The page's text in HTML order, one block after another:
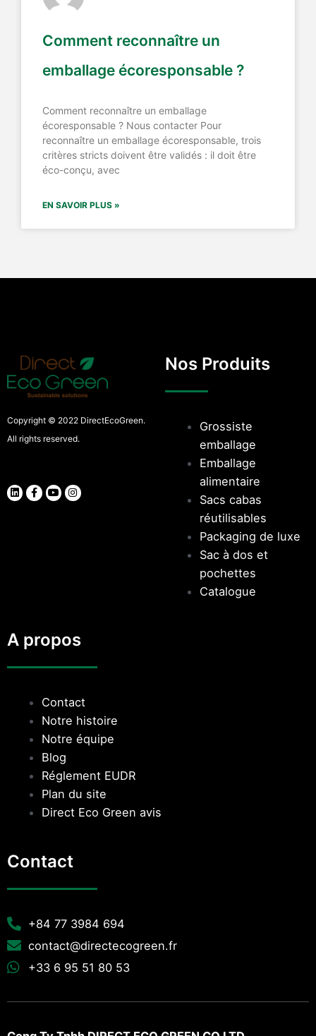
Comment reconnaître un
emballage écoresponsable ?
Comment reconnaître un emballage
écoresponsable ? Nous contacter Pour
reconnaître un emballage écoresponsable, trois
critères stricts doivent être validés : il doit être
éco-conçu, avec
EN SAVOIR PLUS »
Copyright © 2022 DirectEcoGreen.
All rights reserved.
Nos Produits
Grossiste
emballage
Emballage
alimentaire
Sacs cabas
réutilisables
Packaging de luxe
Sac à dos et
pochettes
Catalogue
A propos
Contact
Notre histoire
Notre équipe
Blog
Réglement EUDR
Plan du site
Direct Eco Green avis
Contact
+84 77 3984 694
contact@directecogreen.fr
+33 6 95 51 80 53